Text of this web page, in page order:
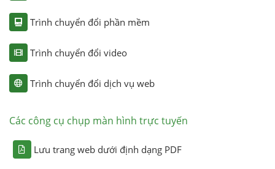
Trình chuyển đổi phần mềm
Trình chuyển đổi video
Trình chuyển đổi dịch vụ web
Các công cụ chụp màn hình trực tuyến
Lưu trang web dưới định dạng PDF